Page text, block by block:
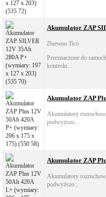
Akumulator ZAP
Daewoo Tico
Przeznaczone do
kontroln...
Akumulator ZAP
Akumulatory
podwyższo...
Akumulator ZAP
Akumulatory
podwyższo...